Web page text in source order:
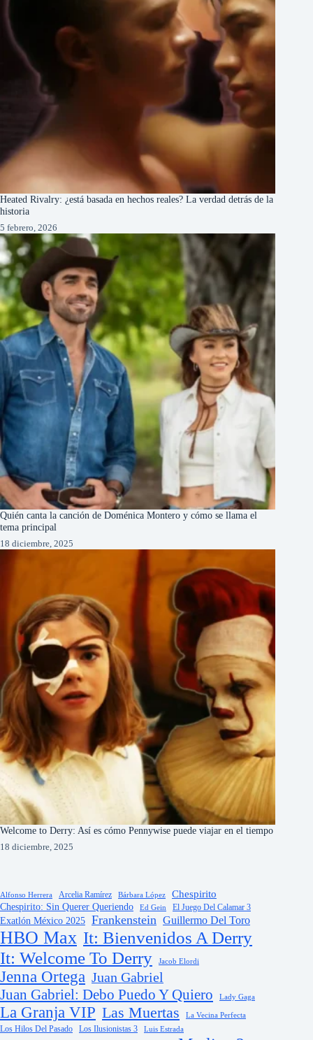
Heated Rivalry: ¿está basada en hechos reales? La verdad detrás de la
historia
5 febrero, 2026
Quién canta la canción de Doménica Montero y cómo se llama el
tema principal
18 diciembre, 2025
Welcome to Derry: Así es cómo Pennywise puede viajar en el tiempo
18 diciembre, 2025
Alfonso Herrera Arcelia Ramírez Bárbara López Chespirito
Chespirito: Sin Querer Queriendo Ed Gein El Juego Del Calamar 3
Exatlón México 2025 Frankenstein Guillermo Del Toro
HBO Max It: Bienvenidos A Derry
It: Welcome To Derry
Jacob Elordi
Jenna Ortega Juan Gabriel
Juan Gabriel: Debo Puedo Y Quiero Lady Gaga
La Granja VIP Las Muertas La Vecina Perfecta
Los Hilos Del Pasado Los Ilusionistas 3 Luis Estrada